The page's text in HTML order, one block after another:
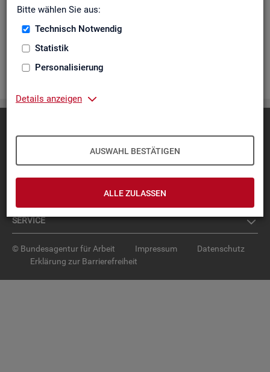
Bitte wählen Sie aus:
Technisch Notwendig
Statistik
Personalisierung
Details anzeigen
AUSWAHL BESTÄTIGEN
ALLE ZULASSEN
Die Ta­bel­len er­schei­nen jähr­lich und ent­hal­ten In­for­ma­tio­nen
über Be­stand, Ar­beits­ort, Wohn­ort, Ge­schlecht, Äl­te­re, Aus­
Be­trie­be / Be­triebs­grö­ße, Pend­ler und wei­te­re Merk­ma­le.
SER­VICE
© Bundesagentur für Arbeit Impressum
Datenschutz
Erklärung zur Barrierefreiheit